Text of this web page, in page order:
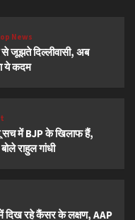
News
से जूझते दिल्लीवासी, अब
ये कदम
सच में BJP के खिलाफ हैं,
राहुल गांधी
दिख रहे कैंसर के लक्षण, AAP